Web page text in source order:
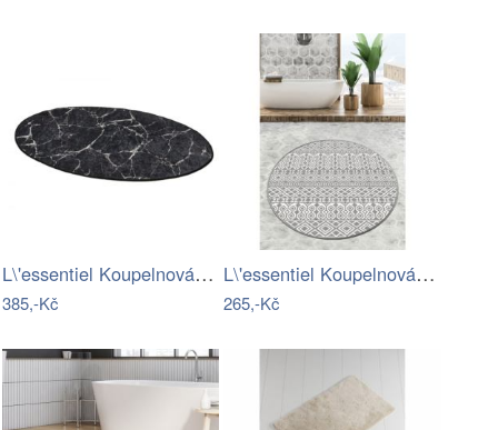
L\'essentiel Koupelnová předložka…
385,-Kč
L\'essentiel Koupelnová předložka…
265,-Kč